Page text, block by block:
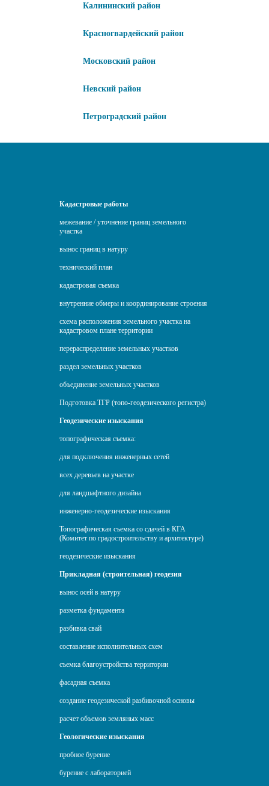
Калининский район
Красногвардейский район
Московский район
Невский район
Петроградский район
Кадастровые работы
межевание / уточнение границ земельного
участка
вынос границ в натуру
технический план
кадастровая съемка
внутренние обмеры и координирование строения
схема расположения земельного участка на
кадастровом плане территории
перераспределение земельных участков
раздел земельных участков
объединение земельных участков
Подготовка ТГР (топо-геодезического регистра)
Геодезические изыскания
топографическая съемка:
для подключения инженерных сетей
всех деревьев на участке
для ландшафтного дизайна
инженерно-геодезические изыскания
Топографическая съемка со сдачей в КГА
(Комитет по градостроительству и архитектуре)
геодезические изыскания
Прикладная (строительная) геодезия
вынос осей в натуру
разметка фундамента
разбивка свай
составление исполнительных схем
съемка благоустройства территории
фасадная съемка
создание геодезической разбивочной основы
расчет объемов земляных масс
Геологические изыскания
пробное бурение
бурение с лабораторией